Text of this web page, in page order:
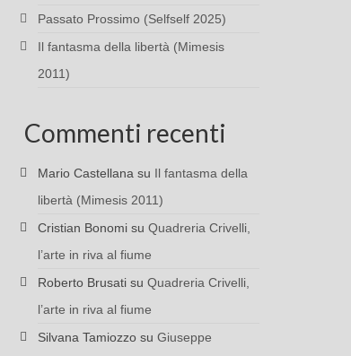
Passato Prossimo (Selfself 2025)
Il fantasma della libertà (Mimesis
2011)
Commenti recenti
Mario Castellana su Il fantasma della
libertà (Mimesis 2011)
Cristian Bonomisu Quadreria Crivelli,
l’arte in riva al fiume
Roberto Brusatisu Quadreria Crivelli,
l’arte in riva al fiume
Silvana Tamiozzosu Giuseppe